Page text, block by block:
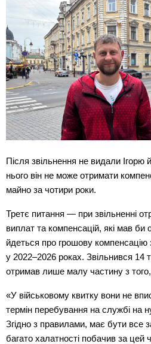
Після звільнення не видали Ігорю
нього він не може отримати
майно за чотири роки.
Третє питання — при звільненні
виплат та компенсацій, які мав би
йдеться про грошову компенсацію
у 2022–2026 роках. Звільнився 14
отримав лише малу частину з
«У військовому квитку вони не
термін перебування на службі
Згідно з правилами, має бути все
багато халатності побачив за